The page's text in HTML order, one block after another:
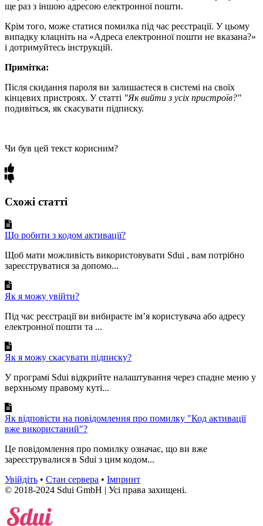
ще раз з іншою адресою електронної пошти.
Крім того, може статися помилка під час реєстрації. У цьому
випадку клацніть на «Адреса електронної пошти не вказана?»
і дотримуйтесь інструкцій.
Примітка:
Після скидання пароля ви залишаєтеся в системі на своїх
кінцевих пристроях. У статті "Як вийти з усіх пристроїв?"
подивіться, як скасувати підписку.
Чи був цей текст корисним?
Схожі статті
Що робити з кодом активації?
Щоб мати можливість використовувати Sdui , вам потрібно
зареєструватися за допомо...
Як я можу увійти?
Під час реєстрації ви вибираєте ім’я користувача або адресу
електронної пошти та ...
Як я можу скасувати підписку?
У програмі Sdui відкрийте налаштування через спадне меню у
верхньому правому куті...
Як відповісти на повідомлення про помилку "Код активації
вже використаний"?
Це повідомлення про помилку означає, що ви вже
зареєструвалися в Sdui з цим кодом...
Увійдіть • Стан сервера • Імпринт
© 2018-2024 Sdui GmbH | Усі права захищені.